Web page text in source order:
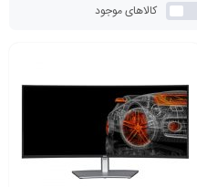
کالاهای موجود